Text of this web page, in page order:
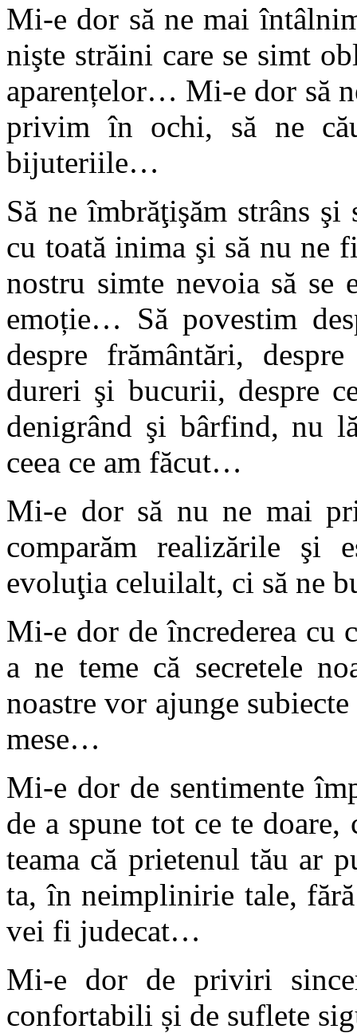
Mi-e dor să ne mai
nişte străini care se simt
aparențelor… Mi-e dor să
privim în ochi, să ne
bijuteriile…
Să ne îmbrăţişăm strâns
cu toată inima şi să nu ne
nostru simte nevoia să se
emoție… Să povestim
despre frământări,
dureri şi bucurii, despre
denigrând şi bârfind, nu
ceea ce am făcut…
Mi-e dor să nu ne mai
comparăm realizările şi
evoluţia celuilalt, ci să ne
Mi-e dor de încrederea cu
a ne teme că secretele
noastre vor ajunge
mese…
Mi-e dor de sentimente
de a spune tot ce te
teama că prietenul tău ar
ta, în neimplinirie tale,
vei fi judecat…
Mi-e dor de priviri
confortabili și de suflete